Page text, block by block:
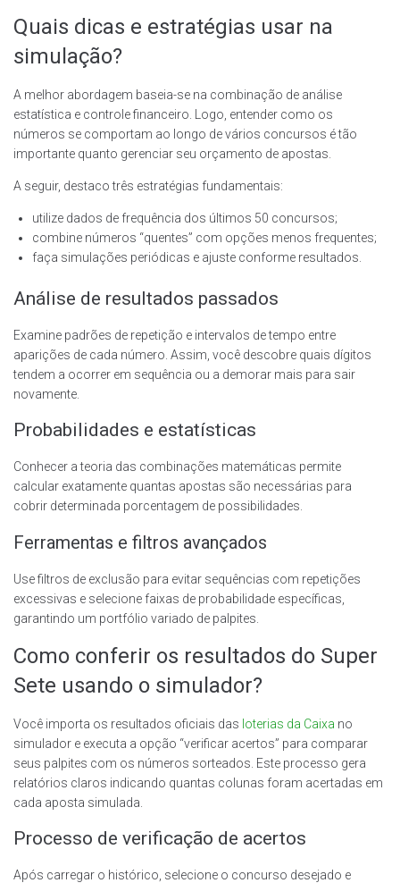
Quais dicas e estratégias usar na
simulação?
A melhor abordagem baseia-se na combinação de análise
estatística e controle financeiro. Logo, entender como os
números se comportam ao longo de vários concursos é tão
importante quanto gerenciar seu orçamento de apostas.
A seguir, destaco três estratégias fundamentais:
utilize dados de frequência dos últimos 50 concursos;
combine números “quentes” com opções menos frequentes;
faça simulações periódicas e ajuste conforme resultados.
Análise de resultados passados
Examine padrões de repetição e intervalos de tempo entre
aparições de cada número. Assim, você descobre quais dígitos
tendem a ocorrer em sequência ou a demorar mais para sair
novamente.
Probabilidades e estatísticas
Conhecer a teoria das combinações matemáticas permite
calcular exatamente quantas apostas são necessárias para
cobrir determinada porcentagem de possibilidades.
Ferramentas e filtros avançados
Use filtros de exclusão para evitar sequências com repetições
excessivas e selecione faixas de probabilidade específicas,
garantindo um portfólio variado de palpites.
Como conferir os resultados do Super
Sete usando o simulador?
Você importa os resultados oficiais das loterias da Caixa no
simulador e executa a opção “verificar acertos” para comparar
seus palpites com os números sorteados. Este processo gera
relatórios claros indicando quantas colunas foram acertadas em
cada aposta simulada.
Processo de verificação de acertos
Após carregar o histórico, selecione o concurso desejado e